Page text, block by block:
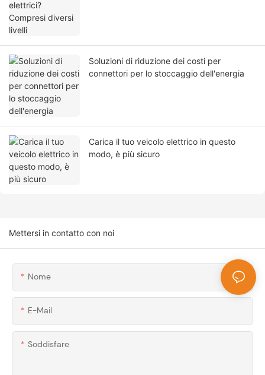
Soluzioni di riduzione dei costi per
connettori per lo stoccaggio dell'energia
Carica il tuo veicolo elettrico in questo
modo, è più sicuro
Mettersi in contatto con noi
Nome
E-Mail
Soddisfare